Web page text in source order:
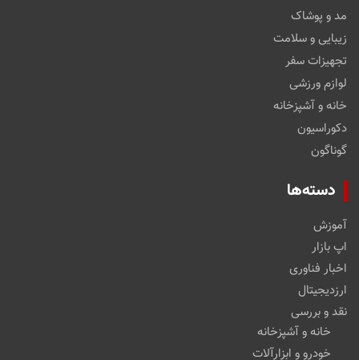
مد و پوشاک
زیبایی و سلامت
تجهیزات سفر
لوازم ورزشی
خانه و آشپزخانه
دکوراسیون
گوناگون
دسته‌ها
آموزش
اپ بازار
اخبار فناوری
ارزدیجیتال
نقد و بررسی
خانه و آشپزخانه
خودرو و ابزارآلات